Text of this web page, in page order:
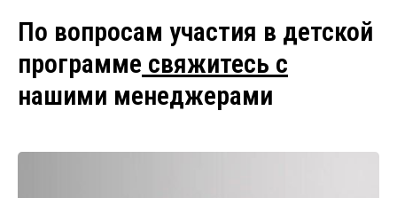
По вопросам участия в детской
программе свяжитесь с
нашими менеджерами